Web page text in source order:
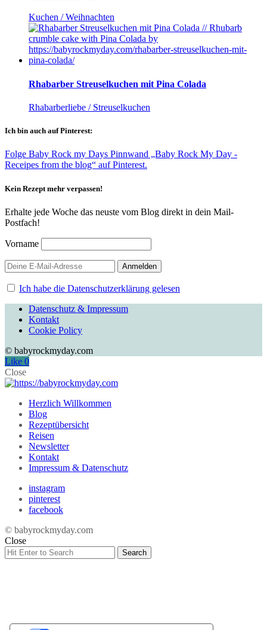
Kuchen / Weihnachten
Rhabarber Streuselkuchen mit Pina Colada
Rhabarberliebe / Streuselkuchen
Ich bin auch auf Pinterest:
Folge Baby Rock my Days Pinnwand „Baby Rock My Day -
Receipes from the blog“ auf Pinterest.
Kein Rezept mehr verpassen!
Erhalte jede Woche das neuste vom Blog direkt in dein Mail-
Postfach!
Vorname
Ich habe die Datenschutzerklärung gelesen
Datenschutz & Impressum
Kontakt
Cookie Policy
© babyrockmyday.com
Like 0
Close
Herzlich Willkommen
Blog
Rezeptübersicht
Reisen
Newsletter
Kontakt
Impressum & Datenschutz
instagram
pinterest
facebook
© babyrockmyday.com
Close
Search
for:
Search